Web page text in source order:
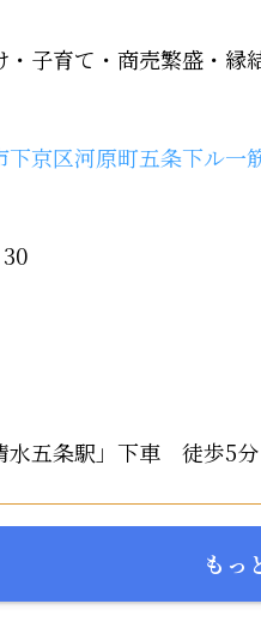
・子育て・商売繁盛・縁
下京区河原町五条下ル一
水五条駅」下車 徒歩5分
もっ